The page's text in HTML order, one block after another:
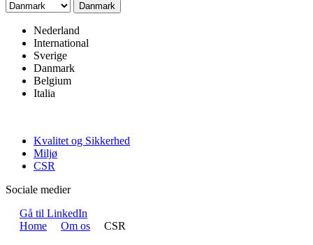
Danmark
Nederland
International
Sverige
Danmark
Belgium
Italia
Kvalitet og Sikkerhed
Miljø
CSR
Sociale medier
Gå til LinkedIn
Home
Om os CSR